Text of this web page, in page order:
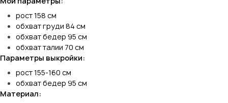
рост 158 см
обхват груди 84 см
обхват бедер 95 см
обхват талии 70 см
Параметры выкройки:
рост 155-160 см
обхват бедер 95 см
Материал: